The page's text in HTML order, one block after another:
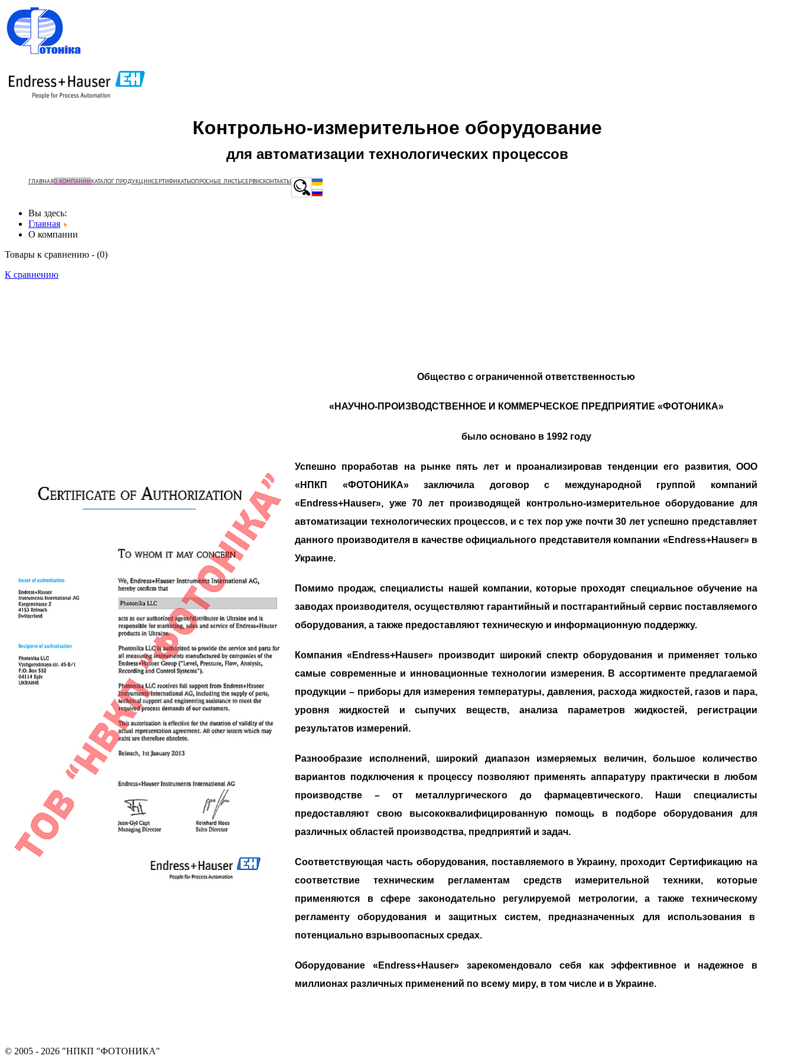
Контрольно-измерительное оборудование
для автоматизации технологических процессов
ГЛАВНАЯО КОМПАНИИКАТАЛОГ ПРОДУКЦИИСЕРТИФИКАТЫОПРОСНЫЕ ЛИСТЫСЕРВИСКОНТАКТЫ
Вы здесь:
Главная
О компании
Товары к сравнению - (0)
К сравнению
Общество с ограниченной ответственностью
«НАУЧНО-ПРОИЗВОДСТВЕННОЕ И КОММЕРЧЕСКОЕ ПРЕДПРИЯТИЕ «ФОТОНИКА»
было основано в 1992 году
Успешно проработав на рынке пять лет и проанализировав тенденции его развития, ООО
«НПКП «ФОТОНИКА» заключила договор с международной группой компаний
«Endress+Hauser», уже 70 лет производящей контрольно-измерительное оборудование для
автоматизации технологических процессов, и с тех пор уже почти 30 лет успешно представляет
данного производителя в качестве официального представителя компании «Endress+Hauser» в
Украине.
Помимо продаж, специалисты нашей компании, которые проходят специальное обучение на
заводах производителя, осуществляют гарантийный и постгарантийный сервис поставляемого
оборудования, а также предоставляют техническую и информационную поддержку.
Компания «Endress+Hauser» производит широкий спектр оборудования и применяет только
самые современные и инновационные технологии измерения. В ассортименте предлагаемой
продукции – приборы для измерения температуры, давления, расхода жидкостей, газов и пара,
уровня жидкостей и сыпучих веществ, анализа параметров жидкостей, регистрации
результатов измерений.
Разнообразие исполнений, широкий диапазон измеряемых величин, большое количество
вариантов подключения к процессу позволяют применять аппаратуру практически в любом
производстве – от металлургического до фармацевтического. Наши специалисты
предоставляют свою высококвалифицированную помощь в подборе оборудования для
различных областей производства, предприятий и задач.
Соответствующая часть оборудования, поставляемого в Украину, проходит Сертификацию на
соответствие техническим регламентам средств измерительной техники, которые
применяются в сфере законодательно регулируемой метрологии, а также техническому
регламенту оборудования и защитных систем, предназначенных для использования в
потенциально взрывоопасных средах.
Оборудование «Endress+Hauser» зарекомендовало себя как эффективное и надежное в
миллионах различных применений по всему миру, в том числе и в Украине.
© 2005 - 2026 "НПКП "ФОТОНИКА"